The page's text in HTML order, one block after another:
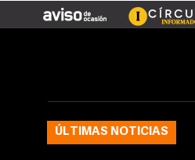
ÚLTIMAS NOTICIAS